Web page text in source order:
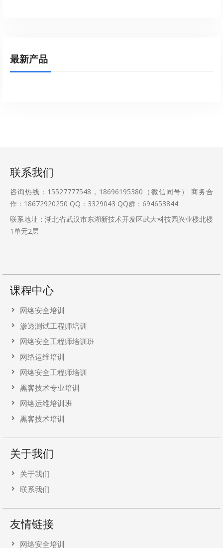
最新产品
联系我们
咨询热线：15527777548，18696195380（微信同号） 商务合
作：18672920250 QQ：3329043 QQ群：694653844
联系地址：湖北省武汉市东湖新技术开发区武大科技园兴业楼北楼
1单元2层
课程中心
网络安全培训
渗透测试工程师培训
网络安全工程师培训班
网络运维培训
网络安全工程师培训
黑客技术专业培训
网络运维培训班
黑客技术培训
关于我们
关于我们
联系我们
友情链接
网络安全培训